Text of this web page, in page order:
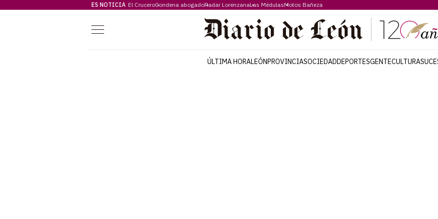
ES NOTICIA El CruceroCondena abogadoRadar LorenzanaLas MédulasMotos Bañeza
Menú
ÚLTIMA HORALEÓNPROVINCIASOCIEDADDEPORTESGENTECULTURA